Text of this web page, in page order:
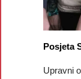
Posjeta
Upravni